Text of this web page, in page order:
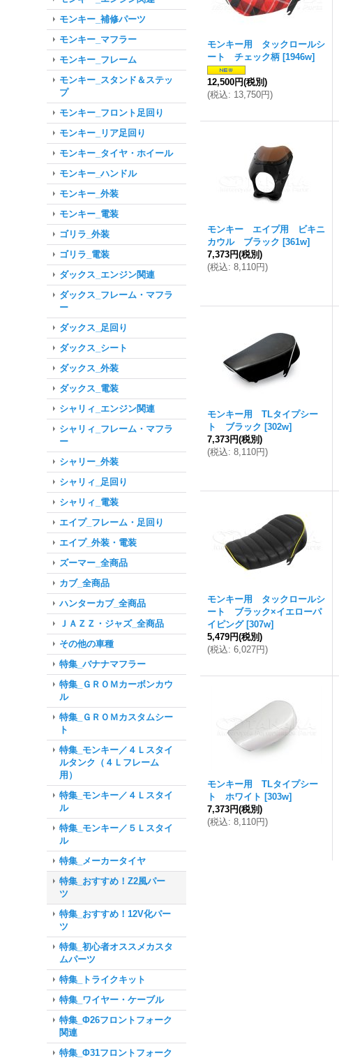
モンキー_補修パーツ
モンキー_マフラー
モンキー_フレーム
モンキー_スタンド＆ステッ
プ
モンキー_フロント足回り
モンキー_リア足回り
モンキー_タイヤ・ホイール
モンキー_ハンドル
モンキー_外装
モンキー_電装
ゴリラ_外装
ゴリラ_電装
ダックス_エンジン関連
ダックス_フレーム・マフラ
ー
ダックス_足回り
ダックス_シート
ダックス_外装
ダックス_電装
シャリィ_エンジン関連
シャリィ_フレーム・マフラ
ー
シャリー_外装
シャリィ_足回り
シャリィ_電装
エイプ_フレーム・足回り
エイプ_外装・電装
ズーマー_全商品
カブ_全商品
ハンターカブ_全商品
ＪＡＺＺ・ジャズ_全商品
その他の車種
特集_バナナマフラー
特集_ＧＲＯＭカーボンカウ
ル
特集_ＧＲＯＭカスタムシー
ト
特集_モンキー／４Ｌスタイ
ルタンク（４Ｌフレーム
用）
特集_モンキー／４Ｌスタイ
ル
特集_モンキー／５Ｌスタイ
ル
特集_メーカータイヤ
特集_おすすめ！Z2風パー
ツ
特集_おすすめ！12V化パー
ツ
特集_初心者オススメカスタ
ムパーツ
特集_トライクキット
特集_ワイヤー・ケーブル
特集_Φ26フロントフォーク
関連
特集_Φ31フロントフォーク
モンキー用 タックロールシ
ート チェック柄 [1946w]
12,500円(税別)
(税込: 13,750円)
モンキー エイプ用 ビキニ
カウル ブラック [361w]
7,373円(税別)
(税込: 8,110円)
モンキー用 TLタイプシー
ト ブラック [302w]
7,373円(税別)
(税込: 8,110円)
モンキー用 タックロールシ
ート ブラック×イエローパ
イピング [307w]
5,479円(税別)
(税込: 6,027円)
モンキー用 TLタイプシー
ト ホワイト [303w]
7,373円(税別)
(税込: 8,110円)